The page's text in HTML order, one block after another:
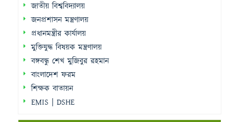
জাতীয় বিশ্ববিদ্যালয়
জনপ্রশাসন মন্ত্রণালয়
প্রধানমন্ত্রীর কার্যালয়
মুক্তিযুদ্ধ বিষয়ক মন্ত্রণালয়
বঙ্গবন্ধু শেখ মুজিবুর রহমান
বাংলাদেশ ফরম
শিক্ষক বাতায়ন
EMIS | DSHE